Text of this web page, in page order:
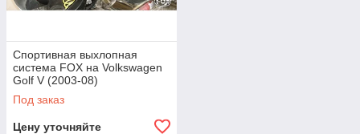
Спортивная выхлопная
система FOX на Volkswagen
Golf V (2003-08)
Под заказ
Цену уточняйте